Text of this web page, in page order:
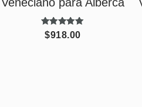
Valorado
con
$918.00